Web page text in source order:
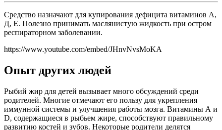
Средство назначают для купирования дефицита витаминов А,
Д, Е. Полезно принимать маслянистую жидкость при остром
респираторном заболевании.
https://www.youtube.com/embed/JHnvNvsMoKA
Опыт других людей
Рыбий жир для детей вызывает много обсуждений среди
родителей. Многие отмечают его пользу для укрепления
иммунной системы и улучшения работы мозга. Витамины А и
D, содержащиеся в рыбьем жире, способствуют правильному
развитию костей и зубов. Некоторые родители делятся